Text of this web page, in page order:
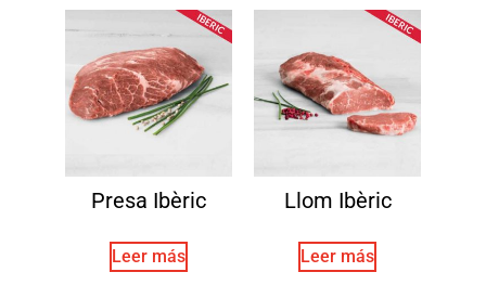
Presa Ibèric
Leer más
Llom Ibèric
Leer más